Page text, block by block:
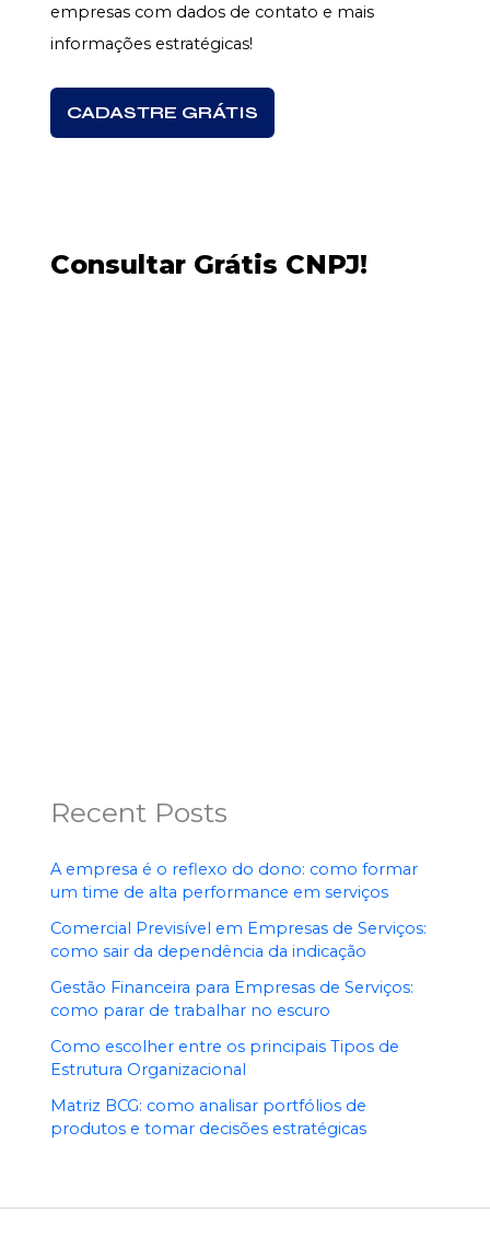
empresas com dados de contato e mais
informações estratégicas!
CADASTRE GRÁTIS
Consultar Grátis CNPJ!
Recent Posts
A empresa é o reflexo do dono: como formar
um time de alta performance em serviços
Comercial Previsível em Empresas de Serviços:
como sair da dependência da indicação
Gestão Financeira para Empresas de Serviços:
como parar de trabalhar no escuro
Como escolher entre os principais Tipos de
Estrutura Organizacional
Matriz BCG: como analisar portfólios de
produtos e tomar decisões estratégicas